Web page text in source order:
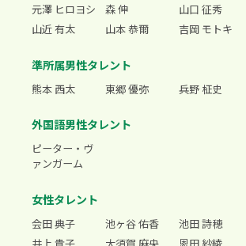
元澤 ヒロヨシ
森 伸 山口 征秀
山近 有太
山本 恭爾 吉岡 モトキ
準所属男性タレント
熊本 西太 東郷 優弥 兵野 柾史
外国語男性タレント
ピーター・ヴ
ァンガーム
女性タレント
会田 典子 池ヶ谷 佑香 池田 詩穂